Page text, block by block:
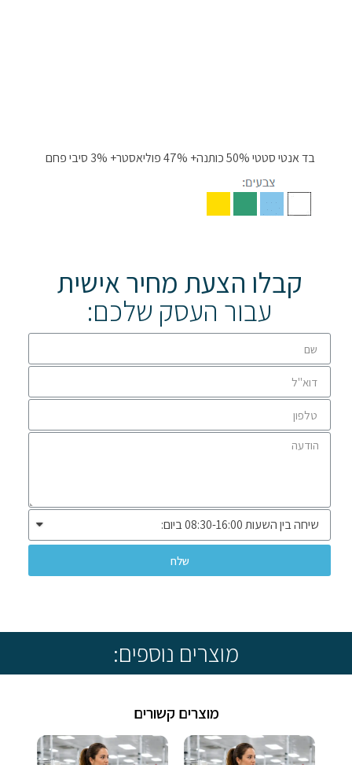
בד אנטי סטטי 50% כותנה+ 47% פוליאסטר+ 3% סיבי פחם
קבלו הצעת מחיר אישית
עבור העסק שלכם:
שלח
מוצרים נוספים:
מוצרים קשורים